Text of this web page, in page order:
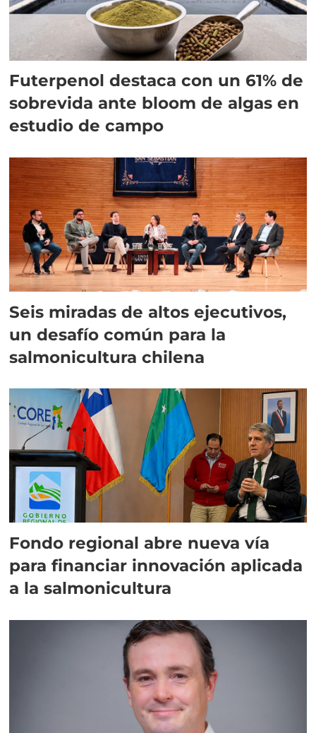
Futerpenol destaca con un 61% de
sobrevida ante bloom de algas en
estudio de campo
Seis miradas de altos ejecutivos,
un desafío común para la
salmonicultura chilena
Fondo regional abre nueva vía
para financiar innovación aplicada
a la salmonicultura